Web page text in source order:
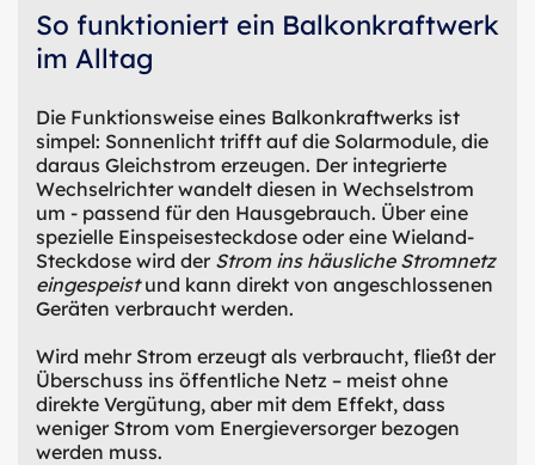
So funktioniert ein Balkonkraftwerk
im Alltag
Die Funktionsweise eines Balkonkraftwerks ist
simpel: Sonnenlicht trifft auf die Solarmodule, die
daraus Gleichstrom erzeugen. Der integrierte
Wechselrichter wandelt diesen in Wechselstrom
um - passend für den Hausgebrauch. Über eine
spezielle Einspeisesteckdose oder eine Wieland-
Steckdose wird der Strom ins häusliche Stromnetz
eingespeistund kann direkt von angeschlossenen
Geräten verbraucht werden.
Wird mehr Strom erzeugt als verbraucht, fließt der
Überschuss ins öffentliche Netz – meist ohne
direkte Vergütung, aber mit dem Effekt, dass
weniger Strom vom Energieversorger bezogen
werden muss.